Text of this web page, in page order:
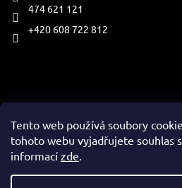
Tento web používá soubory
tohoto webu vyjadřujete souhlas
informací zde.
474 621 121
+420 608 722 812